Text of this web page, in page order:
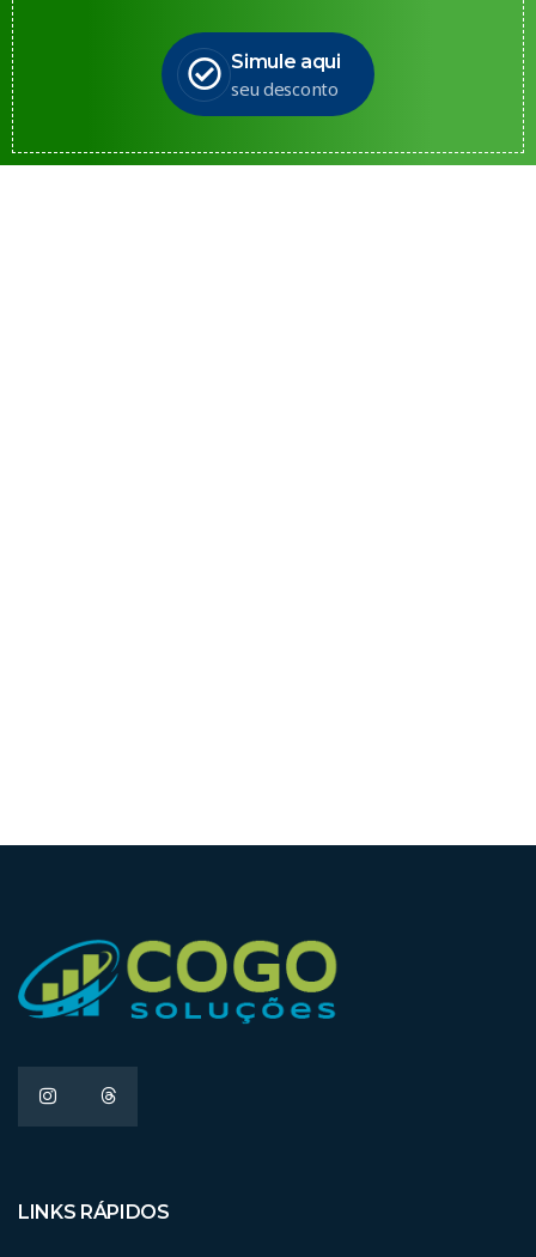
seu desconto
Simule aqui
LINKS RÁPIDOS